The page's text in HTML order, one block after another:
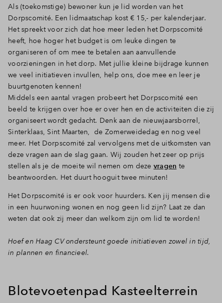
Als (toekomstige) bewoner kun je lid worden van het
Dorpscomité. Een lidmaatschap kost € 15,- per kalenderjaar.
Het spreekt voor zich dat hoe meer leden het Dorpscomité
heeft, hoe hoger het budget is om leuke dingen te
organiseren of om mee te betalen aan aanvullende
voorzieningen in het dorp. Met jullie kleine bijdrage kunnen
we veel initiatieven invullen, help ons, doe mee en leer je
buurtgenoten kennen!
Middels een aantal vragen probeert het Dorpscomité een
beeld te krijgen over hoe er over hen en de activiteiten die zij
organiseert wordt gedacht. Denk aan de nieuwjaarsborrel,
Sinterklaas, Sint Maarten, de Zomerweidedag en nog veel
meer. Het Dorpscomité zal vervolgens met de uitkomsten van
deze vragen aan de slag gaan. Wij zouden het zeer op prijs
stellen als je de moeite wil nemen om deze vragen te
beantwoorden. Het duurt hooguit twee minuten!
Het Dorpscomité is er ook voor huurders. Ken jij mensen die
in een huurwoning wonen en nog geen lid zijn? Laat ze dan
weten dat ook zij meer dan welkom zijn om lid te worden!
Hoef en Haag CV ondersteunt goede initiatieven zowel in tijd,
in plannen en financieel.
Blotevoetenpad Kasteelterrein